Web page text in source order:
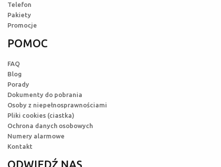
Telefon
Pakiety
Promocje
POMOC
FAQ
Blog
Porady
Dokumenty do pobrania
Osoby z niepełnosprawnościami
Pliki cookies (ciastka)
Ochrona danych osobowych
Numery alarmowe
Kontakt
ODWIEDŹ NAS